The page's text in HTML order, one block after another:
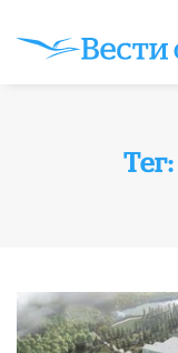
Тег: